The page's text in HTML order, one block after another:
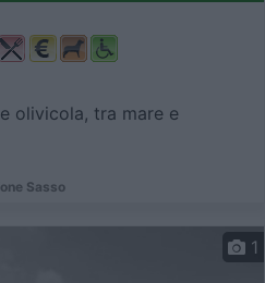
olivicola, tra mare e
Sasso
1